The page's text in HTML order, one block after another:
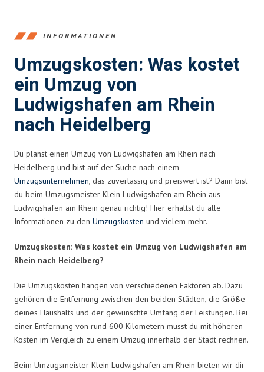
INFORMATIONEN
Umzugskosten: Was kostet
ein Umzug von
Ludwigshafen am Rhein
nach Heidelberg
Du planst einen Umzug von Ludwigshafen am Rhein nach
Heidelberg und bist auf der Suche nach einem
Umzugsunternehmen, das zuverlässig und preiswert ist? Dann bist
du beim Umzugsmeister Klein Ludwigshafen am Rhein aus
Ludwigshafen am Rhein genau richtig! Hier erhältst du alle
Informationen zu den Umzugskosten und vielem mehr.
Umzugskosten: Was kostet ein Umzug von Ludwigshafen am
Rhein nach Heidelberg?
Die Umzugskosten hängen von verschiedenen Faktoren ab. Dazu
gehören die Entfernung zwischen den beiden Städten, die Größe
deines Haushalts und der gewünschte Umfang der Leistungen. Bei
einer Entfernung von rund 600 Kilometern musst du mit höheren
Kosten im Vergleich zu einem Umzug innerhalb der Stadt rechnen.
Beim Umzugsmeister Klein Ludwigshafen am Rhein bieten wir dir